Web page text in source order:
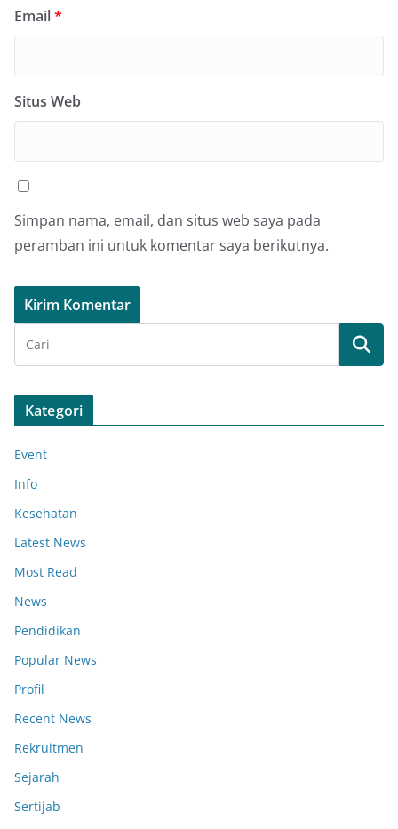
Email*
Situs Web
Simpan nama, email, dan situs web saya pada
peramban ini untuk komentar saya berikutnya.
Kategori
Event
Info
Kesehatan
Latest News
Most Read
News
Pendidikan
Popular News
Profil
Recent News
Rekruitmen
Sejarah
Sertijab